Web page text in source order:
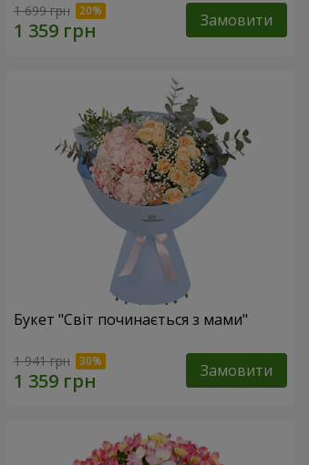
1 699 грн Замовити
Букет "Світ починається з мами"
1 941 грн Замовити